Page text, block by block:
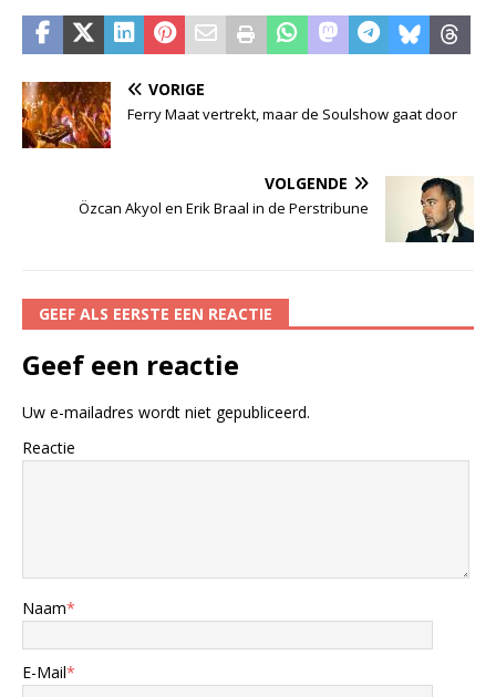
VORIGE
Ferry Maat vertrekt, maar de Soulshow gaat door
VOLGENDE
Özcan Akyol en Erik Braal in de Perstribune
GEEF ALS EERSTE EEN REACTIE
Geef een reactie
Uw e-mailadres wordt niet gepubliceerd.
Reactie
Naam*
E-Mail*